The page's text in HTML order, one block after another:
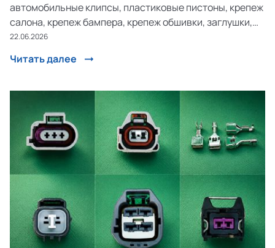
автомобильные клипсы, пластиковые пистоны, крепеж
салона, крепеж бампера, крепеж обшивки, заглушки,
болты, отбойники и другие крепежные элементы с
автопроизводителей.Д...
22.06.2026
Читать далее